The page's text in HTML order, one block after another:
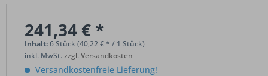
241,34 € *
Inhalt:6 Stück (40,22 € * / 1 Stück)
inkl. MwSt.zzgl. Versandkosten
Versandkostenfreie Lieferung!